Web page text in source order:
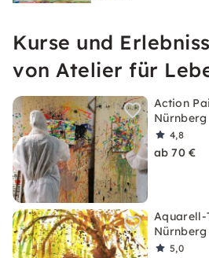
Kurse und
von Atelier für
Action
Nürnberg
4,8
ab 70 €
Aquarell-
5,0